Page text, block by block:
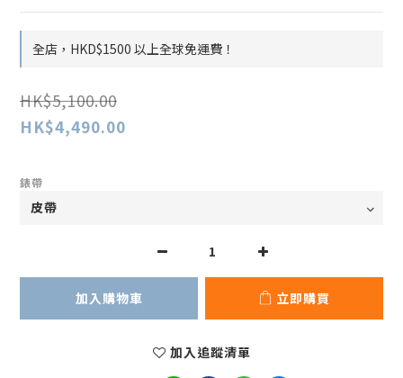
全店，HKD$1500 以上全球免運費！
HK$5,100.00
HK$4,490.00
錶帶
加入購物車 立即購買
加入追蹤清單